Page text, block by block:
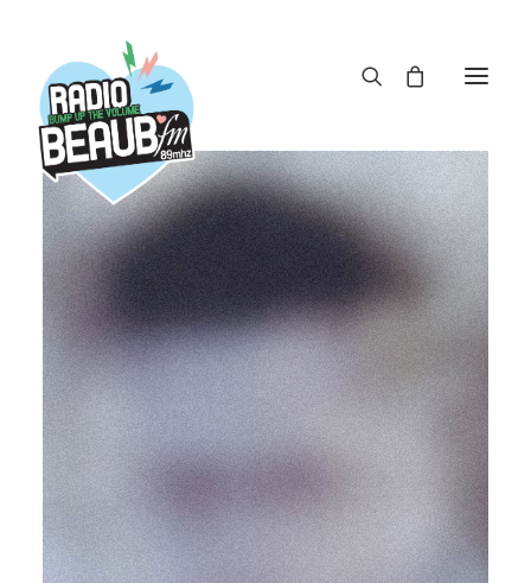
ACTUS
REPLAY
ÉMISSIONS
BOUTIQUE